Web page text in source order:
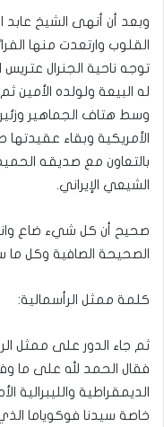
وبعد أن أنهى الشيخ
القلوب وارتعدت منها
توجه ناحية الجنرال
له البيعة ولولده
وسط هتاف الجماهير
الأمريكية وبقاء
بالتعاون مع صديقه
الشيعي الإيراني.
صحيح أن كل شيء ضاع
الصحيحة الصافية وكل
كلمة ممثل الرأسمالية:
ثم جاء الدور على ممثل
فقال الحمد لله على ما
الديمقراطية والليبرالية
خاصة سيدنا فوكوياما الذي